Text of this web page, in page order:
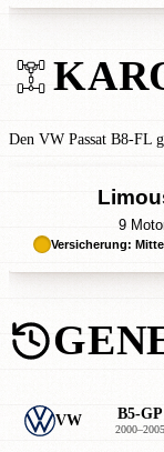
Den VW Passat B8-FL
9
Versicherung:
VW B5-GP
2000–2005